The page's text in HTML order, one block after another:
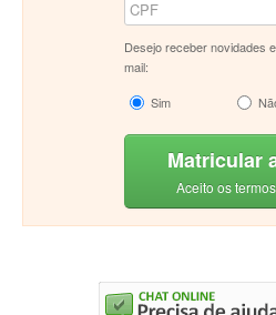
Desejo receber novidades
mail:
Sim
Matricular
Aceito os